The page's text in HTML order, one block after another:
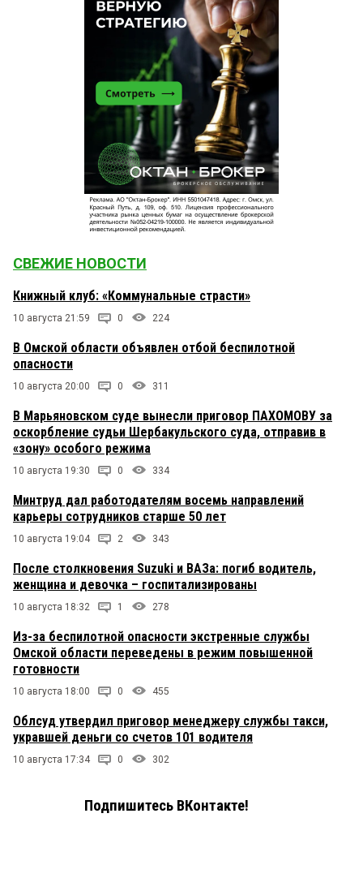
СВЕЖИЕ НОВОСТИ
Книжный клуб: «Коммунальные страсти»
10 августа 21:59 0 224
В Омской области объявлен отбой беспилотной
опасности
10 августа 20:00 0 311
В Марьяновском суде вынесли приговор ПАХОМОВУ за
оскорбление судьи Шербакульского суда, отправив в
«зону» особого режима
10 августа 19:30 0 334
Минтруд дал работодателям восемь направлений
карьеры сотрудников старше 50 лет
10 августа 19:04 2 343
После столкновения Suzuki и ВАЗа: погиб водитель,
женщина и девочка – госпитализированы
10 августа 18:32 1 278
Из-за беспилотной опасности экстренные службы
Омской области переведены в режим повышенной
готовности
10 августа 18:00 0 455
Облсуд утвердил приговор менеджеру службы такси,
укравшей деньги со счетов 101 водителя
10 августа 17:34 0 302
Подпишитесь ВКонтакте!